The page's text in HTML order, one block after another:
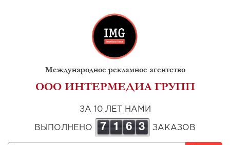
Международное рекламное агентство
ООО ИНТЕРМЕДИА ГРУПП
ЗА 10 ЛЕТ НАМИ
ВЫПОЛНЕНО 7 1 6 3 ЗАКАЗОВ